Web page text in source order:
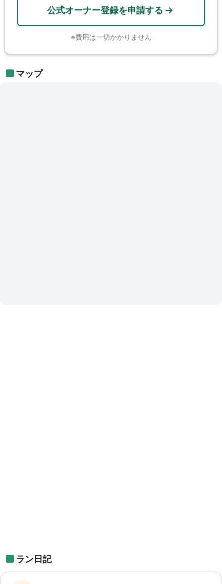
公式オーナー登録を申請する
※費用は一切かかりません
マップ
ラン日記